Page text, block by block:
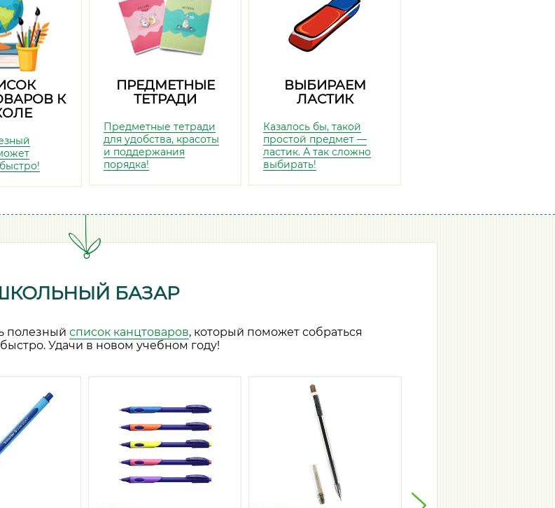
К
ПРЕДМЕТНЫЕ
ТЕТРАДИ
Предметные тетради
для удобства, красоты
и поддержания
порядка!
ВЫБИРАЕМ
ЛАСТИК
Казалось бы, такой
простой предмет —
ластик. А так сложно
выбирать!
БАЗАР
полезный список канцтоваров, который поможет собраться
Удачи в новом учебном году!